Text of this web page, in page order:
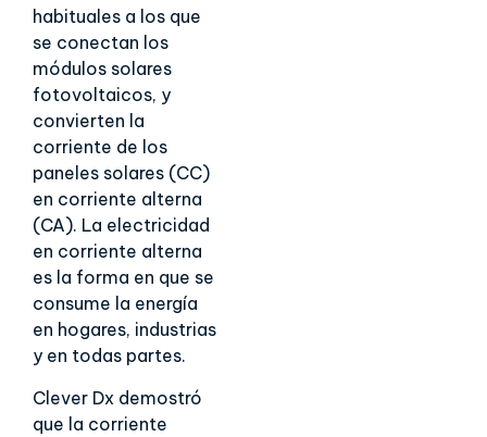
habituales a los que
se conectan los
módulos solares
fotovoltaicos, y
convierten la
corriente de los
paneles solares (CC)
en corriente alterna
(CA). La electricidad
en corriente alterna
es la forma en que se
consume la energía
en hogares, industrias
y en todas partes.
Clever Dx demostró
que la corriente